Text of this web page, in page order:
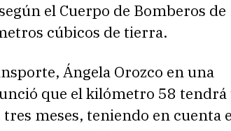
el Cuerpo de Bomberos de
cúbicos de tierra.
Ángela Orozco en una
que el kilómetro 58
meses, teniendo en cuenta